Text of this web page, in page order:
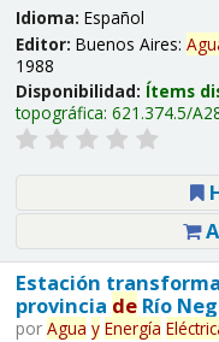
Idioma: Español
Editor: Buenos Aires:
1988
Disponibilidad: Ítems
topográfica: 621.374.5/
Estación
provincia deRío
por Agua y Energía